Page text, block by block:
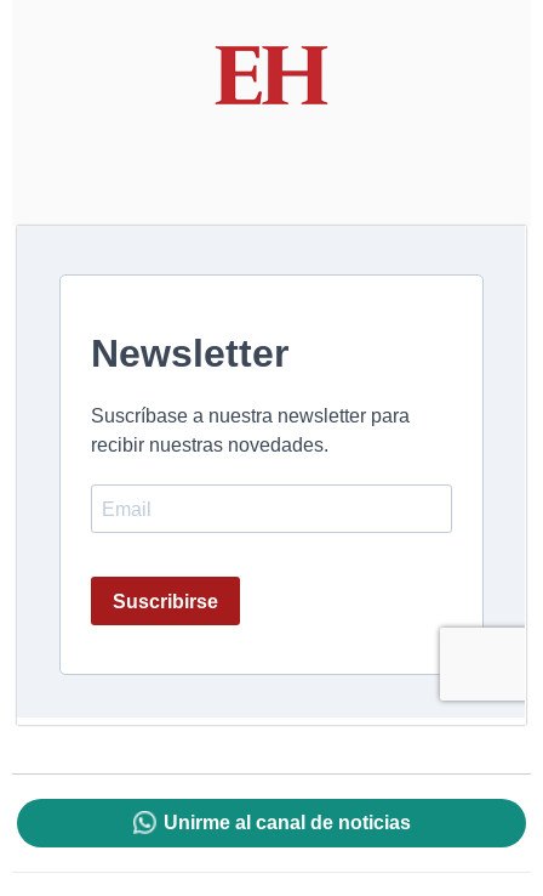
Unirme al canal de noticias